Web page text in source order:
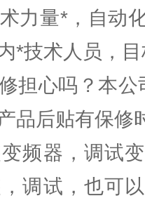
力量*，自动
*技术人员，
担心吗？本公
品后贴有保修
频器，调试
调试，也可